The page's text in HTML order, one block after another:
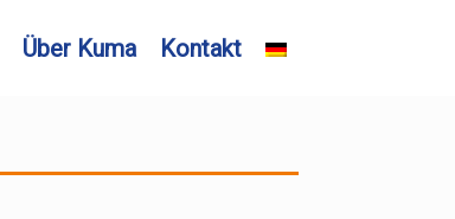
Über Kuma Kontakt